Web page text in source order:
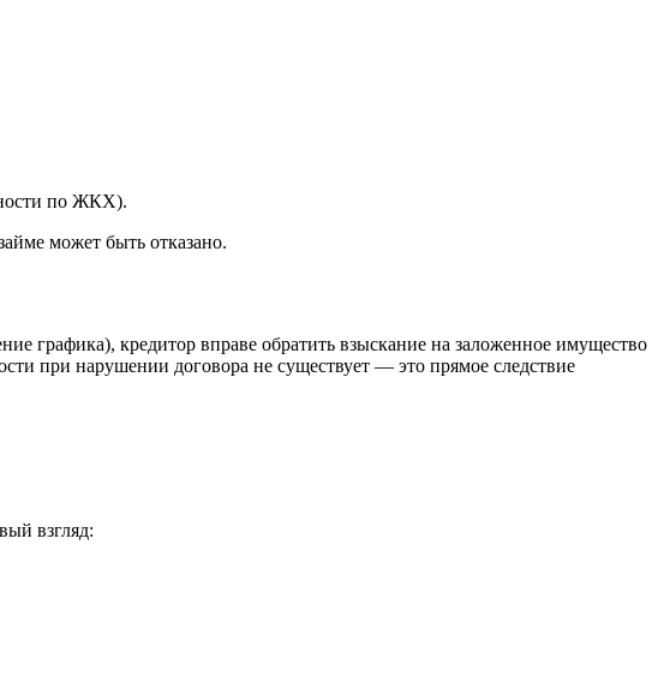
по ЖКХ).
может быть отказано.
графика), кредитор вправе обратить взыскание на заложенное имущество
при нарушении договора не существует — это прямое следствие
взгляд: